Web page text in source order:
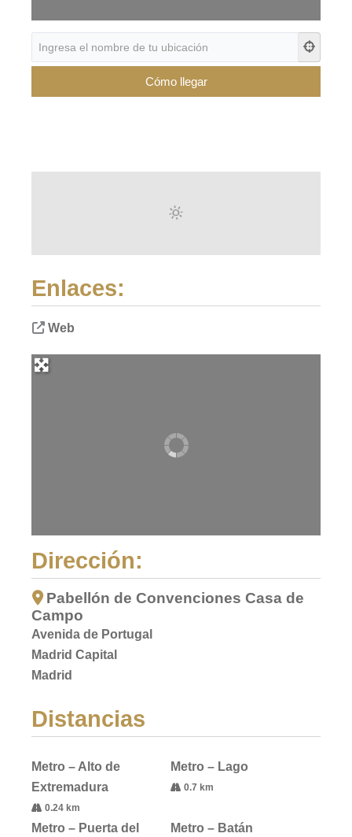
Enlaces:
Web
Dirección:
Pabellón de Convenciones Casa de
Campo
Avenida de Portugal
Madrid Capital
Madrid
Distancias
Metro – Alto de
Extremadura
0.24 km
Metro – Lago
0.7 km
Metro – Puerta del
Metro – Batán